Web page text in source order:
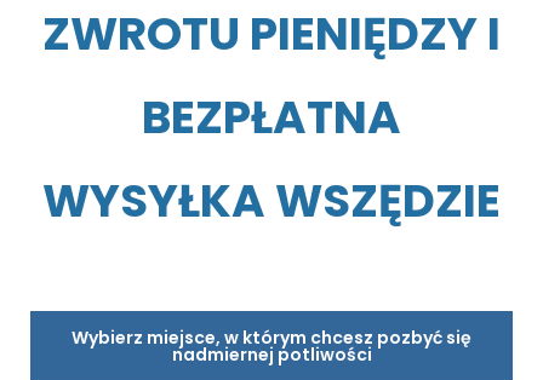
ZWROTU PIENIĘDZY I
BEZPŁATNA
WYSYŁKA WSZĘDZIE
Wybierz miejsce, w którym chcesz pozbyć się
nadmiernej potliwości